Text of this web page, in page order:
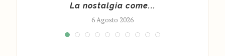
La nostalgia come...
6 Agosto 2026